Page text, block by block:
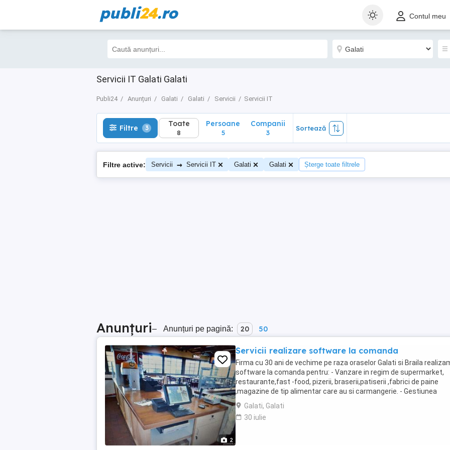
publi24.ro Contul meu
Servicii IT Galati Galati
Publi24 Anunțuri Galati Galati Servicii Servicii IT
Filtre 3 Toate
8
Filtre 3 Toate
8
Persoane
5
Companii
3
Sortează
Filtre active: Servicii → Servicii IT Galati Galati Șterge toate filtrele
Anunțuri– Anunțuri pe pagină: 20 50
2
Servicii realizare software la comanda
Firma cu 30 ani de vechime pe raza oraselor Galati si Braila
software la comanda pentru: - Vanzare in regim de supermarket,
restaurante,fast -food, pizerii, braserii,patiserii ,fabrici de paine
,magazine de tip alimentar care au si carmangerie. - Gestiunea
stocurilor - Urmarirea productiei - ...
Galati, Galati
30 iulie